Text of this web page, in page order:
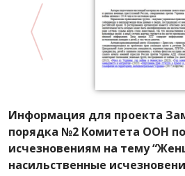
Информация для проекта
порядка №2 Комитета ООН
исчезновениям на тему
насильственные